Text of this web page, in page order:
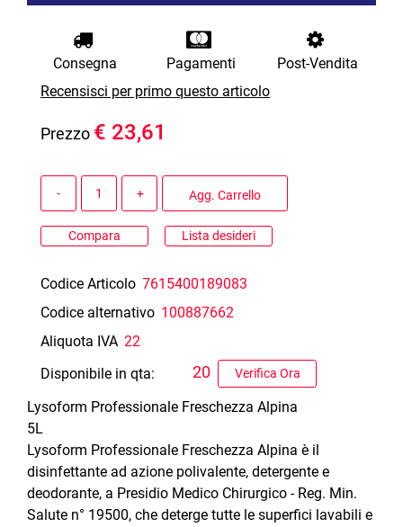
Consegna Pagamenti
Post-Vendita
Recensisci per primo questo articolo
Prezzo € 23,61
Agg. Carrello
Compara Lista desideri
Codice Articolo 7615400189083
Codice alternativo 100887662
Aliquota IVA 22
Disponibile in qta:
Verifica Ora
20
Lysoform Professionale Freschezza Alpina
5L
Lysoform Professionale Freschezza Alpina è il
disinfettante ad azione polivalente, detergente e
deodorante, a Presidio Medico Chirurgico - Reg. Min.
Salute n° 19500, che deterge tutte le superfici lavabili e